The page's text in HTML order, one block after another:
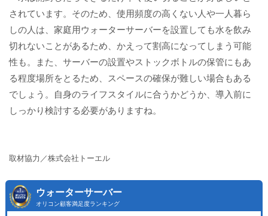
されています。そのため、使用頻度の高くない人や一人暮ら
しの人は、家庭用ウォーターサーバーを設置しても水を飲み
切れないことがあるため、かえって割高になってしまう可能
性も。また、サーバーの設置やストックボトルの保管にもあ
る程度場所をとるため、スペースの確保が難しい場合もある
でしょう。自身のライフスタイルに合うかどうか、導入前に
しっかり検討する必要がありますね。
取材協力／株式会社トーエル
ウォーターサーバー
オリコン顧客満足度ランキング